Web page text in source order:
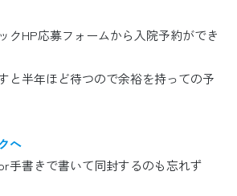
クHP応募フォームから入院予約ができ
と半年ほど待つので余裕を持っての予
へ
手書きで書いて同封するのも忘れず